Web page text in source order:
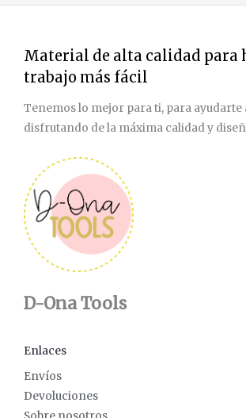
Material de alta calidad para
trabajo más fácil
Tenemos lo mejor para ti, para ayudarte
disfrutando de la máxima calidad y
D-Ona Tools
Enlaces
Envíos
Devoluciones